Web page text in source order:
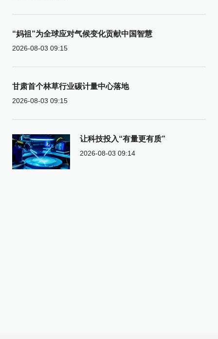
“妈祖”为全球应对气候变化贡献中国智慧
2026-08-03 09:15
甘肃首个林草行业碳计量中心落地
2026-08-03 09:15
让科技投入“有量更有质”
2026-08-03 09:14